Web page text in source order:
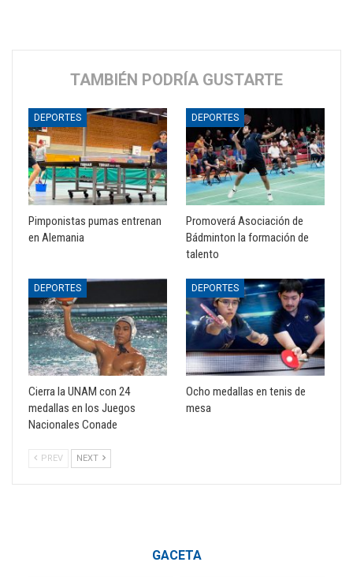
TAMBIÉN PODRÍA GUSTARTE
DEPORTES
Pimponistas pumas entrenan
en Alemania
DEPORTES
Promoverá Asociación de
Bádminton la formación de
talento
DEPORTES
Cierra la UNAM con 24
medallas en los Juegos
Nacionales Conade
DEPORTES
Ocho medallas en tenis de
mesa
PREV NEXT
GACETA